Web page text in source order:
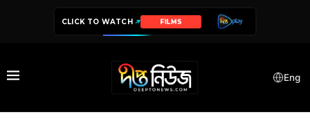
CLICK TO WATCH FILMS
Eng